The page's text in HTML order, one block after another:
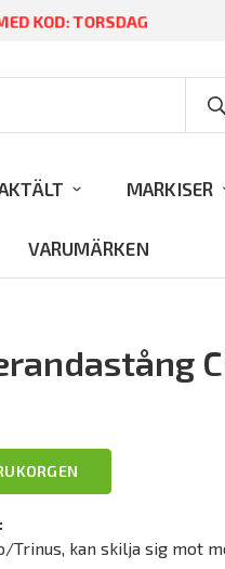
KOD: TORSDAG
MARKISER
VARUMÄRKEN
Trinus, kan skilja sig mot